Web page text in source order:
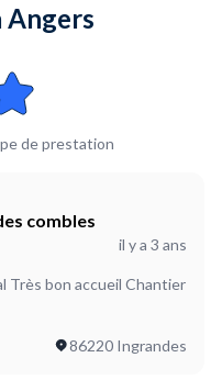
Angers
de prestation
combles
il y a 3 ans
Très bon accueil Chantier
86220 Ingrandes